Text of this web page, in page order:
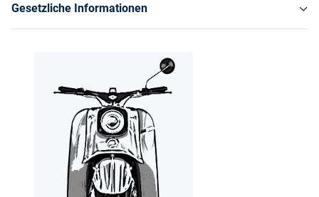
Gesetzliche Informationen